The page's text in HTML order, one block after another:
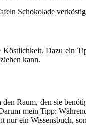
Schokolade
Dazu ein
kann.
Raum, den sie
mein Tipp:
nur ein Wissensbuch,